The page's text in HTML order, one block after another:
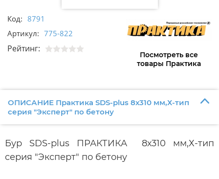
Код: 8791
Артикул: 775-822
Рейтинг:
Посмотреть все
товары Практика
ОПИСАНИЕ Практика SDS-plus 8х310 мм,Х-тип
серия "Эксперт" по бетону
Бур SDS-plus ПРАКТИКА 8х310 мм,Х-тип
серия "Эксперт" по бетону